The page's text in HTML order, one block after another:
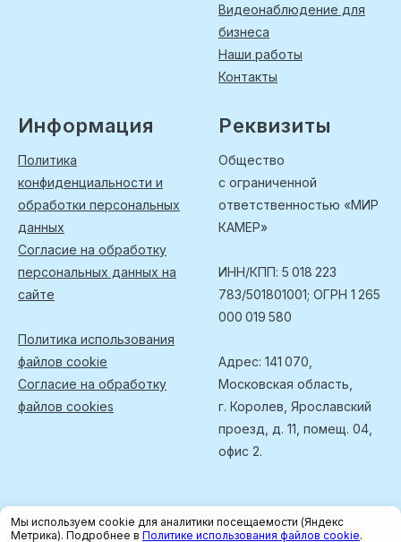
Видеонаблюдение для
бизнеса
Наши работы
Контакты
Информация
Политика
конфиденциальности и
обработки персональных
данных
Согласие на обработку
персональных данных на
сайте
Политика использования
файлов cookie
Согласие на обработку
файлов cookies
Реквизиты
Общество
с ограниченной
ответственностью «МИР
КАМЕР»
ИНН/КПП: 5 018 223
783/501801001; ОГРН 1 265
000 019 580
Адрес: 141 070,
Московская область,
г. Королев, Ярославский
проезд, д. 11, помещ. 04,
офис 2.
Мы используем cookie для аналитики посещаемости (Яндекс
Метрика). Подробнее в Политике использования файлов cookie.